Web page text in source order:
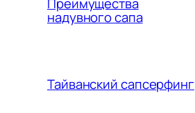
надувного сапа
Тайванский сапсерфинг